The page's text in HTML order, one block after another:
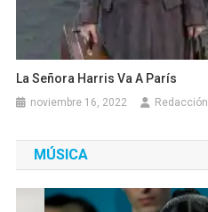
La Señora Harris Va A París
noviembre 16, 2022 Redacción
MÚSICA